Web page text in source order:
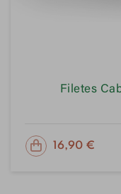
Filetes
PRECIO
16,90 €